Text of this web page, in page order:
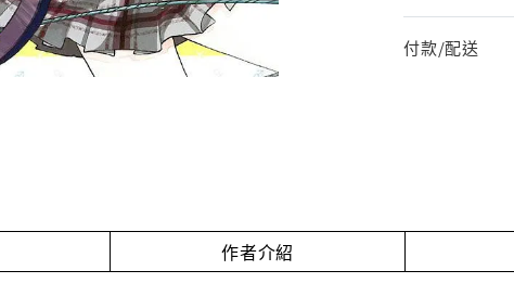
付款/配送
作者介紹